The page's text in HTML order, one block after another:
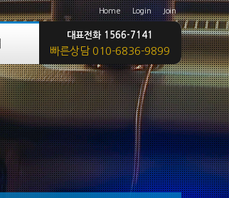
Home Login Join
대표전화 1566-7141
빠른상담 010-6836-9899